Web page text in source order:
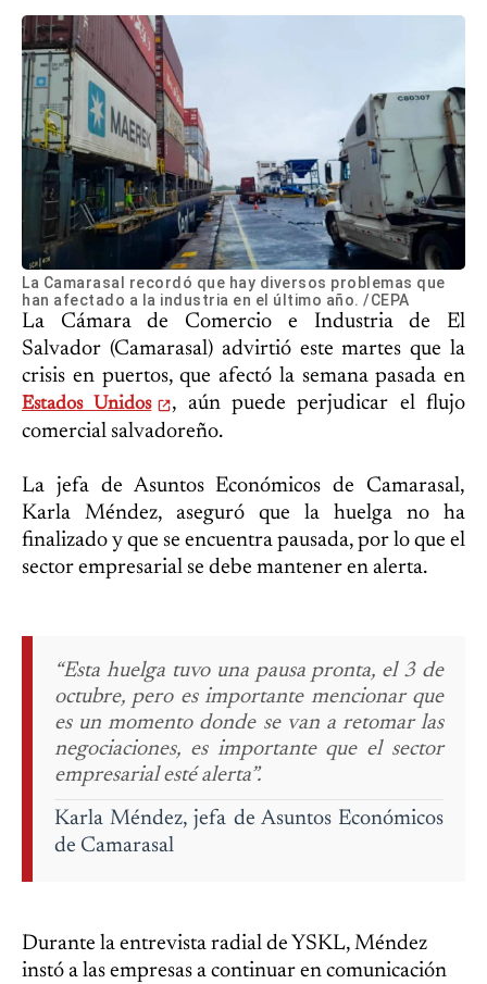
La Camarasal recordó que hay diversos problemas que
han afectado a la industria en el último año. /CEPA
La Cámara de Comercio e Industria de El
Salvador (Camarasal) advirtió este martes que la
crisis en puertos, que afectó la semana pasada en
Estados Unidos
, aún puede perjudicar el flujo
comercial salvadoreño.
La jefa de Asuntos Económicos de Camarasal,
Karla Méndez, aseguró que la huelga no ha
finalizado y que se encuentra pausada, por lo que el
sector empresarial se debe mantener en alerta.
“Esta huelga tuvo una pausa pronta, el 3 de
octubre, pero es importante mencionar que
es un momento donde se van a retomar las
negociaciones, es importante que el sector
empresarial esté alerta”.
Karla Méndez, jefa de Asuntos Económicos
de Camarasal
Durante la entrevista radial de YSKL, Méndez
instó a las empresas a continuar en comunicación